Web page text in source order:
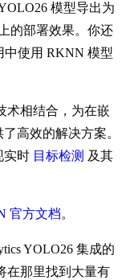
模型导出为
的部署效果。你还
中使用 RKNN 模型
术相结合，为在嵌
高效的解决方案。
实时 目标检测 及其
官方文档。
YOLO26 集成的
在那里找到大量有